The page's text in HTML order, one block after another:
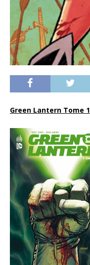
Green Lantern Tome